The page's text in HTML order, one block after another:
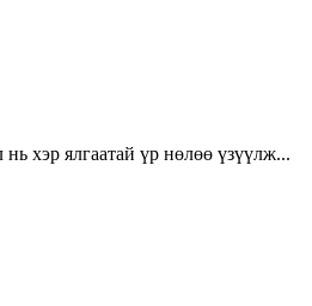
хэр ялгаатай үр нөлөө үзүүлж...